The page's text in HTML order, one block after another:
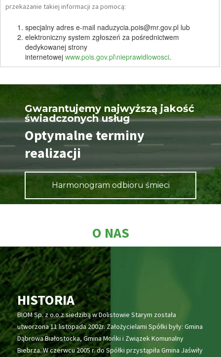
przekazanie takiej informacji za pomocą:
specjalny adres e-mail naduzycia.pois@mr.gov.pl lub
elektroniczny system zgłoszeń za pośrednictwem
dedykowanej strony
internetowej www.pois.gov.pl\nieprawidlowosci.
Gwarantujemy najwyższą jakość
świadczonych usług
Optymalne terminy
realizacji
Harmonogram odbioru śmieci
O NAS
HISTORIA
BIOM Sp. z o.o.z siedzibą w Dolistowie Starym została
utworzona 11 listopada 2002r. Założycielami Spółki były: Gmina
Dąbrowa Białostocka, Gmina Mońki i Związek Komunalny
Biebrza. W czerwcu 2005 r. do Spółki przystąpiła Gmina Jaświły